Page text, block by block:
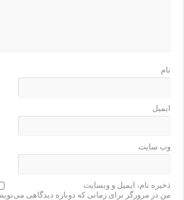
نام
ایمیل
وب‌ سایت
ذخیره نام، ایمیل و وبسایت
من در مرورگر برای زمانی که دوباره دیدگاهی